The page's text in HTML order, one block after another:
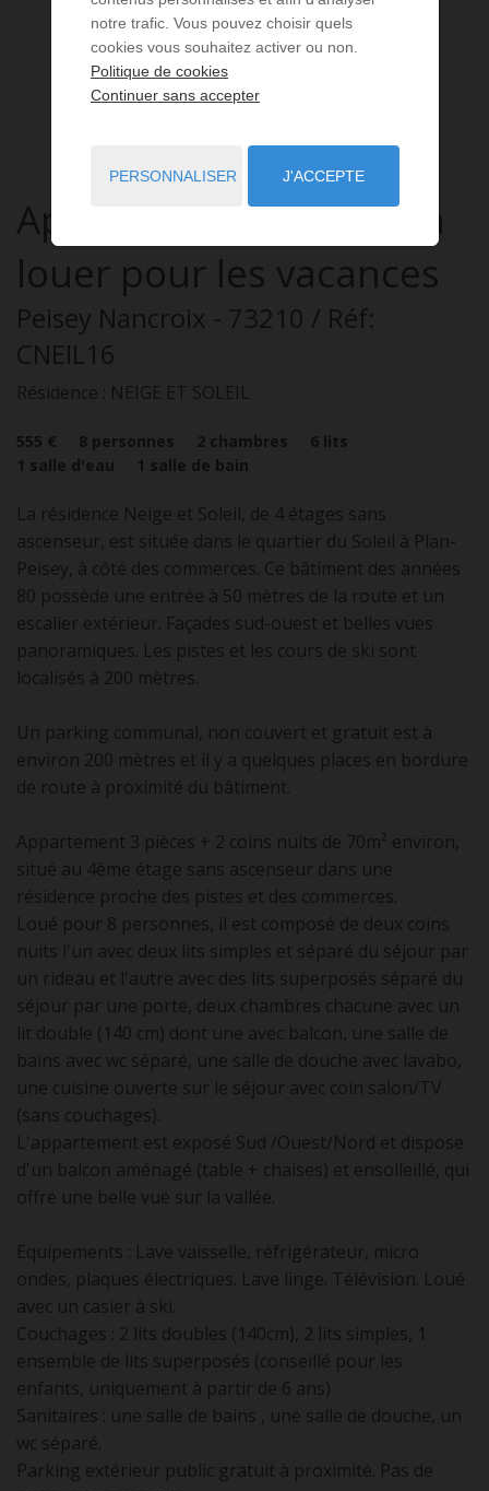
Appartement3 pièces
à
louer pour les vacances
Peisey Nancroix - 73210 / Réf:
CNEIL16
Résidence : NEIGE ET SOLEIL
555 € 8 personnes 2 chambres 6 lits
1 salle d'eau 1 salle de bain
La résidence Neige et Soleil, de 4 étages sans
ascenseur, est située dans le quartier du Soleil à Plan-
Peisey, à côté des commerces. Ce bâtiment des années
80 possède une entrée à 50 mètres de la route et un
escalier extérieur. Façades sud-ouest et belles vues
panoramiques. Les pistes et les cours de ski sont
localisés à 200 mètres.
Un parking communal, non couvert et gratuit est à
environ 200 mètres et il y a quelques places en bordure
de route à proximité du bâtiment.
Appartement 3 pièces + 2 coins nuits de 70m² environ,
situé au 4ème étage sans ascenseur dans une
résidence proche des pistes et des commerces.
Loué pour 8 personnes, il est composé de deux coins
nuits l'un avec deux lits simples et séparé du séjour par
un rideau et l'autre avec des lits superposés séparé du
séjour par une porte, deux chambres chacune avec un
lit double (140 cm) dont une avec balcon, une salle de
bains avec wc séparé, une salle de douche avec lavabo,
une cuisine ouverte sur le séjour avec coin salon/TV
(sans couchages).
L'appartement est exposé Sud /Ouest/Nord et dispose
d'un balcon aménagé (table + chaises) et ensolleillé, qui
offre une belle vue sur la vallée.
Equipements : Lave vaisselle, réfrigérateur, micro
ondes, plaques électriques. Lave linge. Télévision. Loué
avec un casier à ski.
Couchages : 2 lits doubles (140cm), 2 lits simples, 1
ensemble de lits superposés (conseillé pour les
enfants, uniquement à partir de 6 ans)
Sanitaires : une salle de bains , une salle de douche, un
wc séparé.
Parking extérieur public gratuit à proximité. Pas de
notre trafic. Vous pouvez choisir quels
cookies vous souhaitez activer ou non.
Politique de cookies
Continuer sans accepter
PERSONNALISER J'ACCEPTE